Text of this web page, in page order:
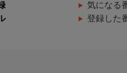
気になる
登録した